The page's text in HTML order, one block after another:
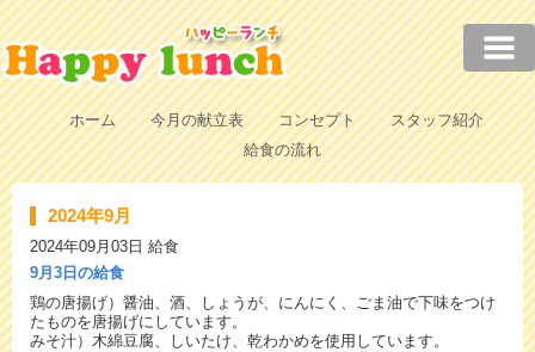
ホーム 今月の献立表 コンセプト
スタッフ紹介
給食の流れ
2024年9月
2024年09月03日 給食
9月3日の給食
鶏の唐揚げ）醤油、酒、しょうが、にんにく、ごま油で下味をつけ
たものを唐揚げにしています。
みそ汁）木綿豆腐、しいたけ、乾わかめを使用しています。